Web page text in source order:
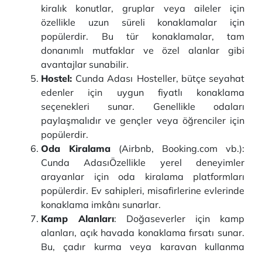
kiralık konutlar, gruplar veya aileler için
özellikle uzun süreli konaklamalar için
popülerdir. Bu tür konaklamalar, tam
donanımlı mutfaklar ve özel alanlar gibi
avantajlar sunabilir.
Hostel: Cunda Adası Hosteller, bütçe seyahat
edenler için uygun fiyatlı konaklama
seçenekleri sunar. Genellikle odaları
paylaşmalıdır ve gençler veya öğrenciler için
popülerdir.
Oda Kiralama (Airbnb, Booking.com vb.):
Cunda AdasıÖzellikle yerel deneyimler
arayanlar için oda kiralama platformları
popülerdir. Ev sahipleri, misafirlerine evlerinde
konaklama imkânı sunarlar.
Kamp Alanları: Doğaseverler için kamp
alanları, açık havada konaklama fırsatı sunar.
Bu, çadır kurma veya karavan kullanma